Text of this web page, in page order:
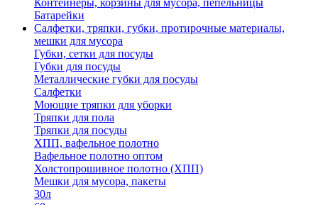
Контейнеры, корзины для мусора, пепельницы
Батарейки
Салфетки, тряпки, губки, протирочные материалы,
мешки для мусора
Губки, сетки для посуды
Губки для посуды
Металлические губки для посуды
Салфетки
Моющие тряпки для уборки
Тряпки для пола
Тряпки для посуды
ХПП, вафельное полотно
Вафельное полотно оптом
Холстопрошивное полотно (ХПП)
Мешки для мусора, пакеты
30л